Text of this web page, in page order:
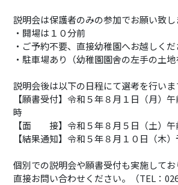
採用情報
説明会は保護者のみの参加でお願い致し
・開場は１０分前
・ご予約不要、直接幼稚園へお越しくだ
・駐車場あり（幼稚園園舎の左手の土地
説明会後は以下の日程にて選考を行いま
【願書受付】令和５年８月１日（月）
時
【面 接】令和５年８月５日（土）午
【結果通知】令和５年８月１０日（木
個別での説明会や願書受付も実施して
直接お問い合わせください。（TEL：